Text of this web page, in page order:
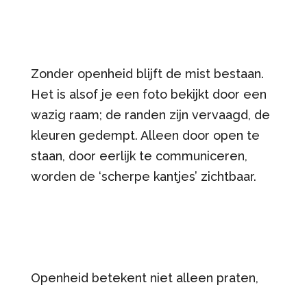
Zonder openheid blijft de mist bestaan.
Het is alsof je een foto bekijkt door een
wazig raam; de randen zijn vervaagd, de
kleuren gedempt. Alleen door open te
staan, door eerlijk te communiceren,
worden de ‘scherpe kantjes’ zichtbaar.
Openheid betekent niet alleen praten,